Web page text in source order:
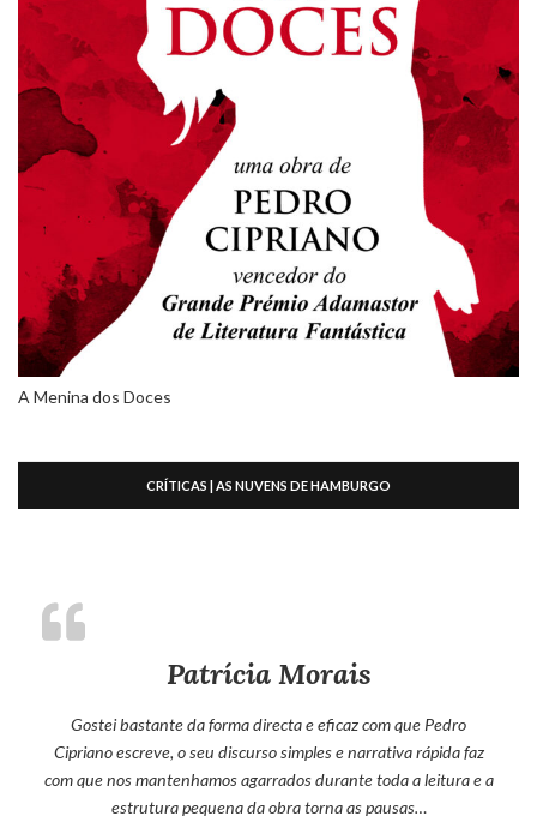
A Menina dos Doces
CRÍTICAS | AS NUVENS DE HAMBURGO
Patrícia Morais
Gostei bastante da forma directa e eficaz com que Pedro
Cipriano escreve, o seu discurso simples e narrativa rápida faz
com que nos mantenhamos agarrados durante toda a leitura e a
estrutura pequena da obra torna as pausas…